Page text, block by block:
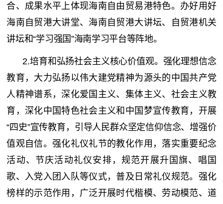
合、成果水平上体现海南自由贸易港特色。办好用好
海南自贸港大讲堂、海南自贸港大讲坛、自贸港机关
讲坛和“学习强国”海南学习平台等阵地。
2.培育和弘扬社会主义核心价值观。强化理想信念
教育，大力弘扬以伟大建党精神为源头的中国共产党
人精神谱系，深化爱国主义、集体主义、社会主义教
育，深化中国特色社会主义和中国梦宣传教育，开展
“四史”宣传教育，引导人民群众坚定信仰信念、增强价
值观自信。强化礼仪礼节的教化作用，落实重要纪念
活动、节庆活动礼仪安排，规范开展升国旗、唱国
歌、入党入团入队等仪式，普及日常礼仪规范。强化
榜样的示范作用，广泛开展时代楷模、劳动模范、道